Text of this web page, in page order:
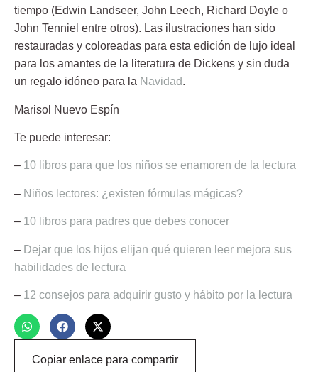
tiempo (Edwin Landseer, John Leech, Richard Doyle o
John Tenniel entre otros). Las ilustraciones han sido
restauradas y coloreadas para esta edición de lujo ideal
para los amantes de la literatura de Dickens y sin duda
un regalo idóneo para la Navidad.
Marisol Nuevo Espín
Te puede interesar:
– 10 libros para que los niños se enamoren de la lectura
– Niños lectores: ¿existen fórmulas mágicas?
– 10 libros para padres que debes conocer
– Dejar que los hijos elijan qué quieren leer mejora sus
habilidades de lectura
– 12 consejos para adquirir gusto y hábito por la lectura
Copiar enlace para compartir